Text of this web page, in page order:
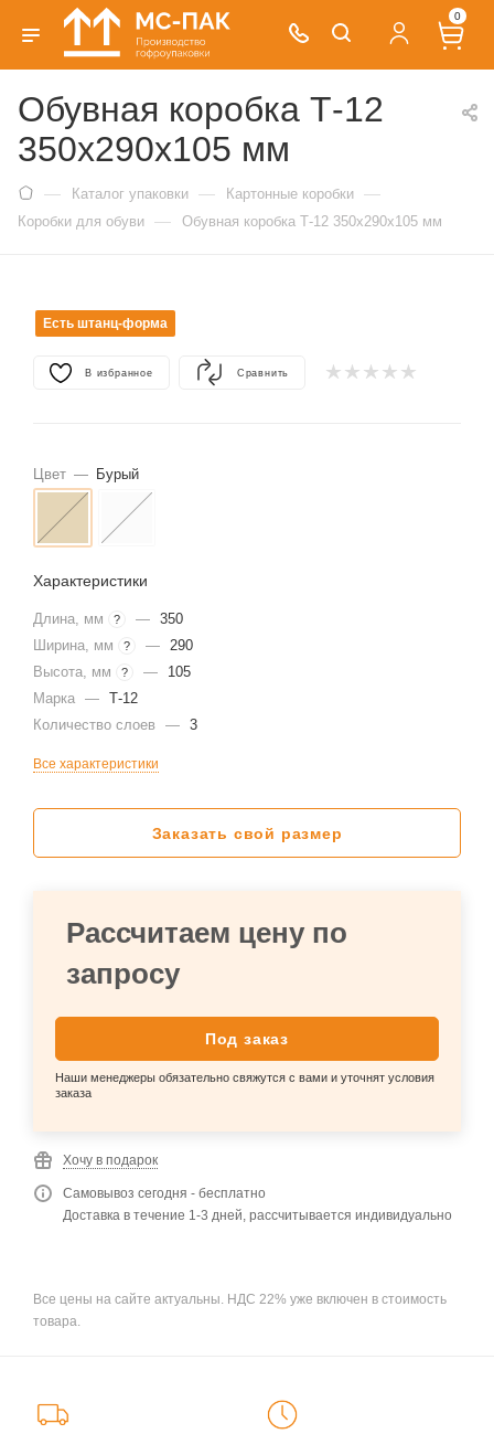
0
Обувная коробка Т-12
350х290х105 мм
— Каталог упаковки — Картонные коробки —
Коробки для обуви — Обувная коробка Т-12 350х290х105 мм
Есть штанц-форма
В избранное Сравнить
Цвет — Бурый
Характеристики
Длина, мм ? — 350
Ширина, мм
? — 290
Высота, мм
? —
105
Марка — Т-12
Количество слоев
— 3
Все характеристики
Заказать свой размер
Рассчитаем цену по
запросу
Под заказ
Наши менеджеры обязательно свяжутся с вами и уточнят условия
заказа
Хочу в подарок
Самовывоз сегодня - бесплатно
Доставка в течение 1-3 дней, рассчитывается индивидуально
Все цены на сайте актуальны. НДС 22% уже включен в стоимость
товара.